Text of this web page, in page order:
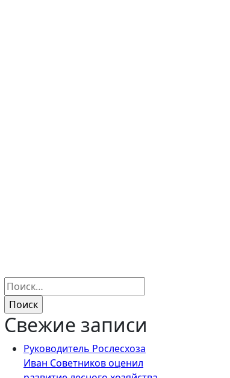
Найти:
Свежие записи
Руководитель Рослесхоза
Иван Советников оценил